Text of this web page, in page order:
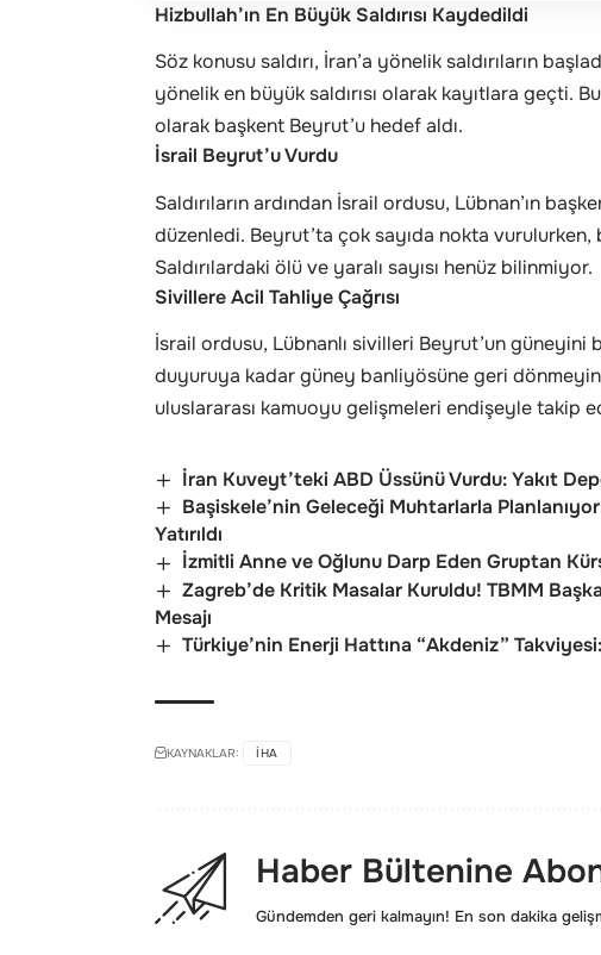
Hizbullah’ın En Büyük Saldırısı Kaydedildi
Söz konusu saldırı, İran’a yönelik saldırıların
yönelik en büyük saldırısı olarak kayıtlara geçti.
olarak başkent Beyrut’u hedef aldı.
İsrail Beyrut’u Vurdu
Saldırıların ardından İsrail ordusu, Lübnan’ın
düzenledi. Beyrut’ta çok sayıda nokta
Saldırılardaki ölü ve yaralı sayısı henüz bilinmiyor.
Sivillere Acil Tahliye Çağrısı
İsrail ordusu, Lübnanlı sivilleri Beyrut’un güneyini
duyuruya kadar güney banliyösüne geri
uluslararası kamuoyu gelişmeleri endişeyle takip
İran Kuveyt’teki ABD Üssünü Vurdu: Yakıt
Başiskele’nin Geleceği Muhtarlarla
Yatırıldı
İzmitli Anne ve Oğlunu Darp Eden Gruptan
Zagreb’de Kritik Masalar Kuruldu! TBMM
Mesajı
Türkiye’nin Enerji Hattına “Akdeniz”
KAYNAKLAR: IHA
Haber Bültenine
Gündemden geri kalmayın! En son dakika